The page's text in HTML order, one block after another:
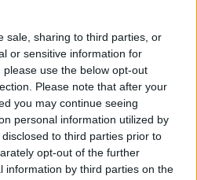
sale, sharing to third parties, or
or sensitive information for
use the below opt-out
Please note that after your
you may continue seeing
personal information utilized by
to third parties prior to
opt-out of the further
information by third parties on the
A gyep állapota után szerettünk
A TAVALY 153 MILLIÓ
GYEP A HALADÁS